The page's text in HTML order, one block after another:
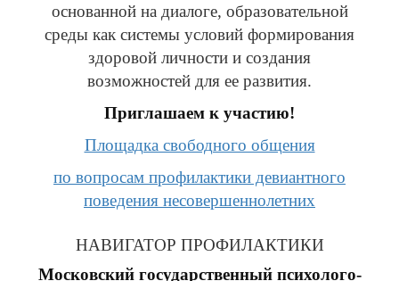
основанной на диалоге, образовательной
среды как системы условий формирования
здоровой личности и создания
возможностей для ее развития.
Приглашаем к участию!
Площадка свободного общения
по вопросам профилактики девиантного
поведения несовершеннолетних
НАВИГАТОР ПРОФИЛАКТИКИ
Московский государственный психолого-